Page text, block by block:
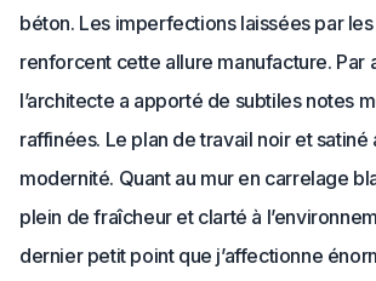
béton. Les imperfections laissées par
renforcent cette allure manufacture. Par
l’architecte a apporté de subtiles notes
raffinées. Le plan de travail noir et satiné
modernité. Quant au mur en carrelage
plein de fraîcheur et clarté à
dernier petit point que j’affectionne